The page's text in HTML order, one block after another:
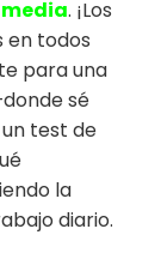
. ¡Los
en todos
para una
sé
test de
la
diario.